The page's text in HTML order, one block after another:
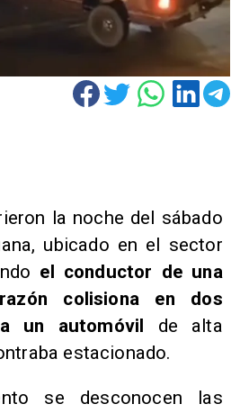
la noche del sábado
ubicado en el sector
el conductor de una
colisiona en dos
un automóvil de alta
estacionado.
se desconocen las